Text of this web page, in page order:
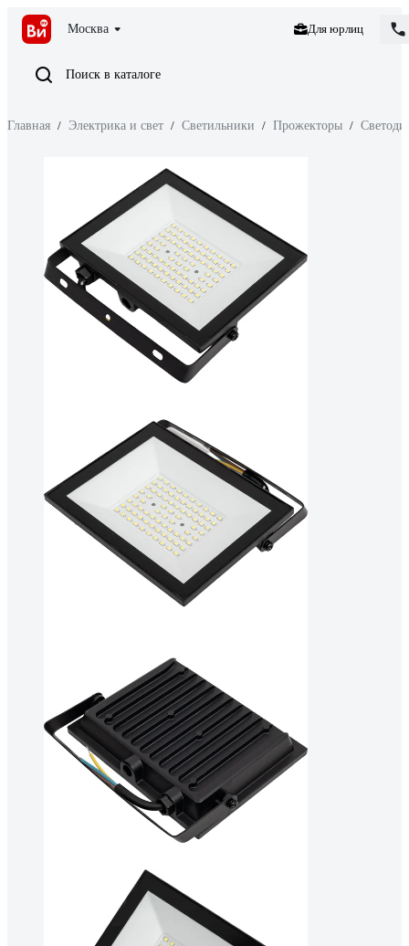
Москва Для юрлиц
Поиск в каталоге
Главная / Электрика и свет / Светильники / Прожекторы /